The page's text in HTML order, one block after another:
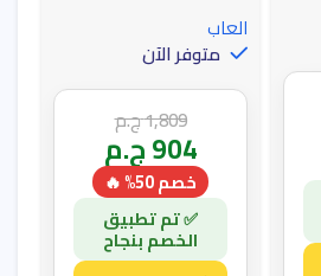
العاب
متوفر الآن
1,809ج.م
904ج.م
خصم 50% 🔥